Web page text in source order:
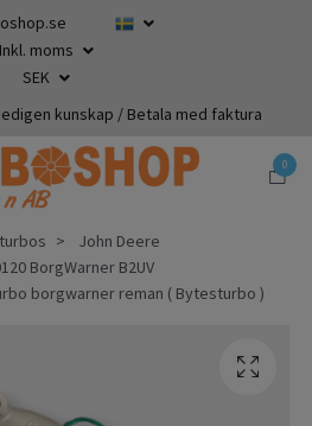
Inkl. moms
SEK
kunskap / Betala med faktura
0
John Deere
BorgWarner B2UV
borgwarner reman ( Bytesturbo )